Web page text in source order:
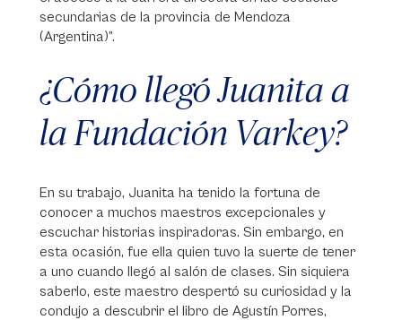
secundarias de la provincia de Mendoza
(Argentina)”.
¿Cómo llegó Juanita a
la Fundación Varkey?
En su trabajo, Juanita ha tenido la fortuna de
conocer a muchos maestros excepcionales y
escuchar historias inspiradoras. Sin embargo, en
esta ocasión, fue ella quien tuvo la suerte de tener
a uno cuando llegó al salón de clases. Sin siquiera
saberlo, este maestro despertó su curiosidad y la
condujo a descubrir el libro de Agustín Porres,